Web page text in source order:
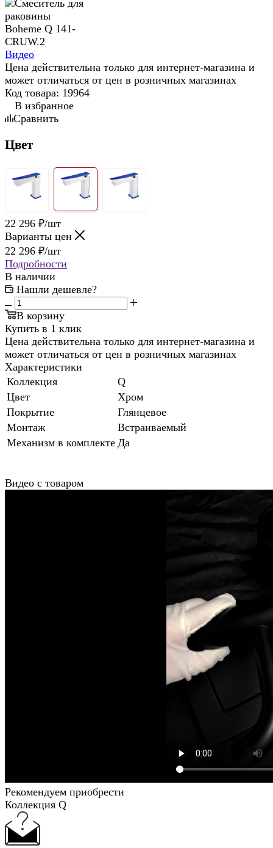
Видео
Цена действительна только для интернет-магазина и
может отличаться от цен в розничных магазинах
Код товара: 19964
В избранное
Сравнить
Цвет
22 296 ₽/шт
Варианты цен
22 296 ₽/шт
Подробности
В наличии
Нашли дешевле?
В корзину
Купить в 1 клик
Цена действительна только для интернет-магазина и
может отличаться от цен в розничных магазинах
Характеристики
Коллекция
Q
Цвет
Хром
Покрытие
Глянцевое
Монтаж
Встраиваемый
Механизм в комплекте Да
Видео с товаром
Рекомендуем приобрести
Коллекция Q